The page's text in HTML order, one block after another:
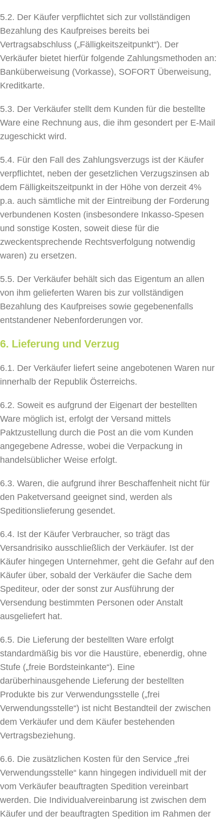
5.2. Der Käufer verpflichtet sich zur vollständigen
Bezahlung des Kaufpreises bereits bei
Vertragsabschluss („Fälligkeitszeitpunkt“). Der
Verkäufer bietet hierfür folgende Zahlungsmethoden an:
Banküberweisung (Vorkasse), SOFORT Überweisung,
Kreditkarte.
5.3. Der Verkäufer stellt dem Kunden für die bestellte
Ware eine Rechnung aus, die ihm gesondert per E-Mail
zugeschickt wird.
5.4. Für den Fall des Zahlungsverzugs ist der Käufer
verpflichtet, neben der gesetzlichen Verzugszinsen ab
dem Fälligkeitszeitpunkt in der Höhe von derzeit 4%
p.a. auch sämtliche mit der Eintreibung der Forderung
verbundenen Kosten (insbesondere Inkasso-Spesen
und sonstige Kosten, soweit diese für die
zweckentsprechende Rechtsverfolgung notwendig
waren) zu ersetzen.
5.5. Der Verkäufer behält sich das Eigentum an allen
von ihm gelieferten Waren bis zur vollständigen
Bezahlung des Kaufpreises sowie gegebenenfalls
entstandener Nebenforderungen vor.
6. Lieferung und Verzug
6.1. Der Verkäufer liefert seine angebotenen Waren nur
innerhalb der Republik Österreichs.
6.2. Soweit es aufgrund der Eigenart der bestellten
Ware möglich ist, erfolgt der Versand mittels
Paktzustellung durch die Post an die vom Kunden
angegebene Adresse, wobei die Verpackung in
handelsüblicher Weise erfolgt.
6.3. Waren, die aufgrund ihrer Beschaffenheit nicht für
den Paketversand geeignet sind, werden als
Speditionslieferung gesendet.
6.4. Ist der Käufer Verbraucher, so trägt das
Versandrisiko ausschließlich der Verkäufer. Ist der
Käufer hingegen Unternehmer, geht die Gefahr auf den
Käufer über, sobald der Verkäufer die Sache dem
Spediteur, oder der sonst zur Ausführung der
Versendung bestimmten Personen oder Anstalt
ausgeliefert hat.
6.5. Die Lieferung der bestellten Ware erfolgt
standardmäßig bis vor die Haustüre, ebenerdig, ohne
Stufe („freie Bordsteinkante“). Eine
darüberhinausgehende Lieferung der bestellten
Produkte bis zur Verwendungsstelle („frei
Verwendungsstelle“) ist nicht Bestandteil der zwischen
dem Verkäufer und dem Käufer bestehenden
Vertragsbeziehung.
6.6. Die zusätzlichen Kosten für den Service „frei
Verwendungsstelle“ kann hingegen individuell mit der
vom Verkäufer beauftragten Spedition vereinbart
werden. Die Individualvereinbarung ist zwischen dem
Käufer und der beauftragten Spedition im Rahmen der